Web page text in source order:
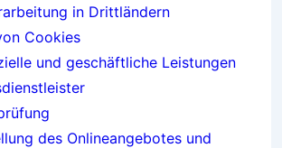
in Drittländern
Cookies
und geschäftliche Leistungen
des Onlineangebotes und